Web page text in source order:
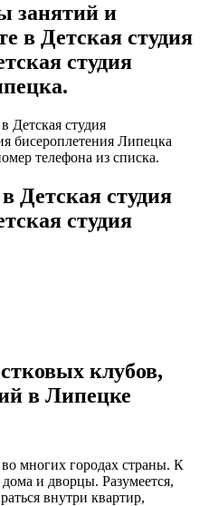
и
в Детская студия
студия
Детская студия
бисероплетения Липецка
телефона из списка.
Детская студия
студия
клубов,
в Липецке
многих городах страны. К
и дворцы. Разумеется,
внутри квартир,